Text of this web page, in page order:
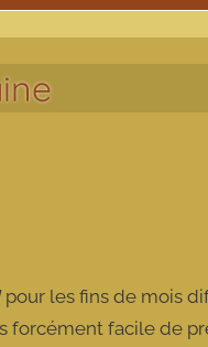
pour les fins de mois
forcément facile de